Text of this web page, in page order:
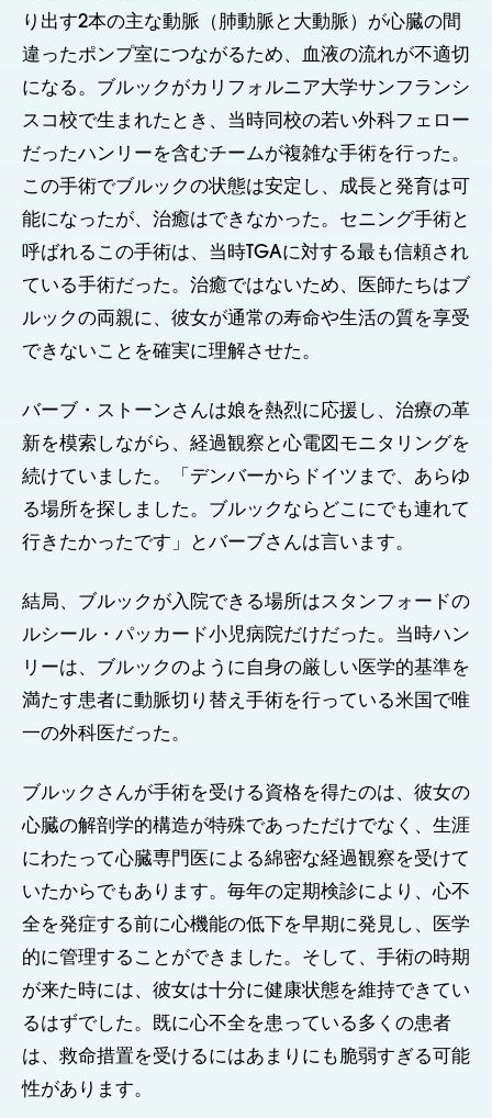
り出す2本の主な動脈（肺動脈と大動脈）が心臓の間
違ったポンプ室につながるため、血液の流れが不適切
になる。ブルックがカリフォルニア大学サンフランシ
スコ校で生まれたとき、当時同校の若い外科フェロー
だったハンリーを含むチームが複雑な手術を行った。
この手術でブルックの状態は安定し、成長と発育は可
能になったが、治癒はできなかった。セニング手術と
呼ばれるこの手術は、当時TGAに対する最も信頼され
ている手術だった。治癒ではないため、医師たちはブ
ルックの両親に、彼女が通常の寿命や生活の質を享受
できないことを確実に理解させた。
バーブ・ストーンさんは娘を熱烈に応援し、治療の革
新を模索しながら、経過観察と心電図モニタリングを
続けていました。「デンバーからドイツまで、あらゆ
る場所を探しました。ブルックならどこにでも連れて
行きたかったです」とバーブさんは言います。
結局、ブルックが入院できる場所はスタンフォードの
ルシール・パッカード小児病院だけだった。当時ハン
リーは、ブルックのように自身の厳しい医学的基準を
満たす患者に動脈切り替え手術を行っている米国で唯
一の外科医だった。
ブルックさんが手術を受ける資格を得たのは、彼女の
心臓の解剖学的構造が特殊であっただけでなく、生涯
にわたって心臓専門医による綿密な経過観察を受けて
いたからでもあります。毎年の定期検診により、心不
全を発症する前に心機能の低下を早期に発見し、医学
的に管理することができました。そして、手術の時期
が来た時には、彼女は十分に健康状態を維持できてい
るはずでした。既に心不全を患っている多くの患者
は、救命措置を受けるにはあまりにも脆弱すぎる可能
性があります。